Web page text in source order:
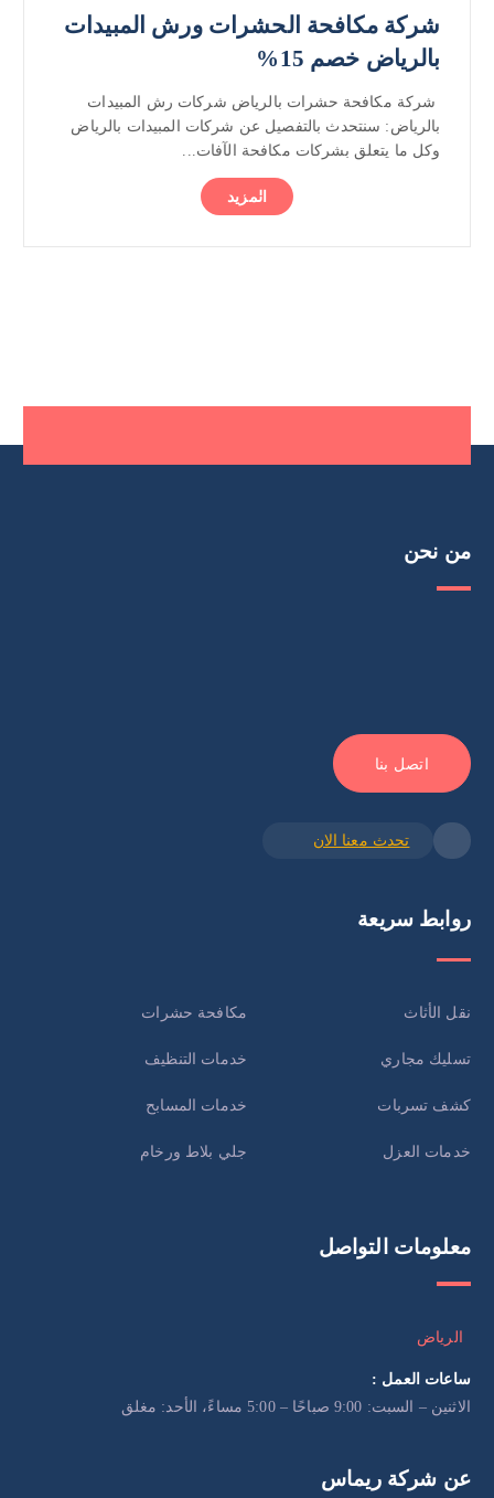
شركة مكافحة الحشرات ورش المبيدات
بالرياض خصم 15%
شركة مكافحة حشرات بالرياض شركات رش المبيدات
بالرياض: سنتحدث بالتفصيل عن شركات المبيدات بالرياض
وكل ما يتعلق بشركات مكافحة الآفات...
المزيد
من نحن
اتصل بنا
تحدث معنا الان
روابط سريعة
نقل الأثاث مكافحة حشرات
تسليك مجاري خدمات التنظيف
كشف تسربات خدمات المسابح
خدمات العزل جلي بلاط ورخام
معلومات التواصل
الرياض
ساعات العمل :
الاثنين – السبت: 9:00 صباحًا – 5:00 مساءً، الأحد: مغلق
عن شركة ريماس